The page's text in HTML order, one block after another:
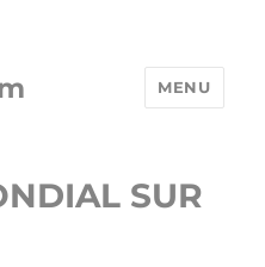
MENU
SUR